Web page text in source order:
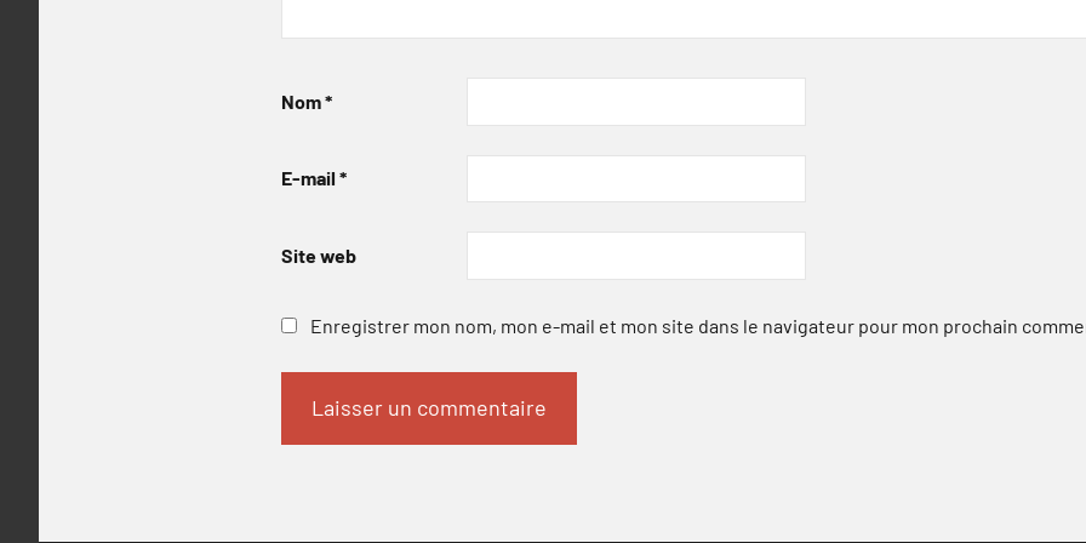
Nom*
E-mail *
Site web
Enregistrer mon nom, mon e-mail et mon site dans le navigateur pour mon prochain